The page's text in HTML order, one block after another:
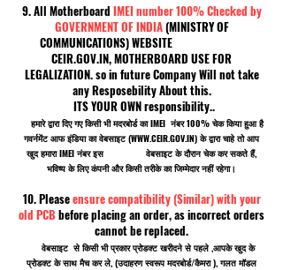
9. All Motherboard IMEI number 100% Checked by
GOVERNMENT OF INDIA(MINISTRY OF
COMMUNICATIONS) WEBSITE
CEIR.GOV.IN, MOTHERBOARD USE FOR
LEGALIZATION. so in future Company Will not take
any Resposebility About this.
ITS YOUR OWN responsibility..
हमारे द्वारा दिए गए किसी भी मदरबोर्ड का IMEI नंबर 100% चेक किया हुआ है
गवर्नमेंट आफ इंडिया का वेबसाइट (WWW.CEIR.GOV.IN) के द्वारा चाहे तो आप
खुद हमारा IMEI नंबर इस वेबसाइट के दौरान चेक कर सकते हैं,
भविष्य के लिए कंपनी और किसी तरीके का जिम्मेदार नहीं रहेगा।
10. Pleaseensure compatibility (Similar) with your
old PCBbefore placing an order, as incorrect orders
cannot be replaced.
वेबसाइट से किसी भी प्रकार प्रोडक्ट खरीदने से पहले ,आपके खुद के
प्रोडक्ट के साथ मैच कर ले, (उदाहरण स्वरूप मदरबोर्ड/कैमरा ), गलत मॉडल